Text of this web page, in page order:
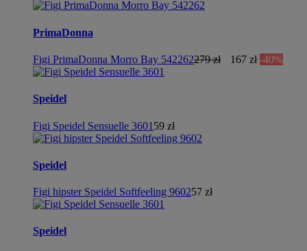
PrimaDonna
Figi PrimaDonna Morro Bay 542262279 zł 167 zł -40%
Speidel
Figi Speidel Sensuelle 3601 59 zł
Speidel
Figi hipster Speidel Softfeeling 960257 zł
Speidel